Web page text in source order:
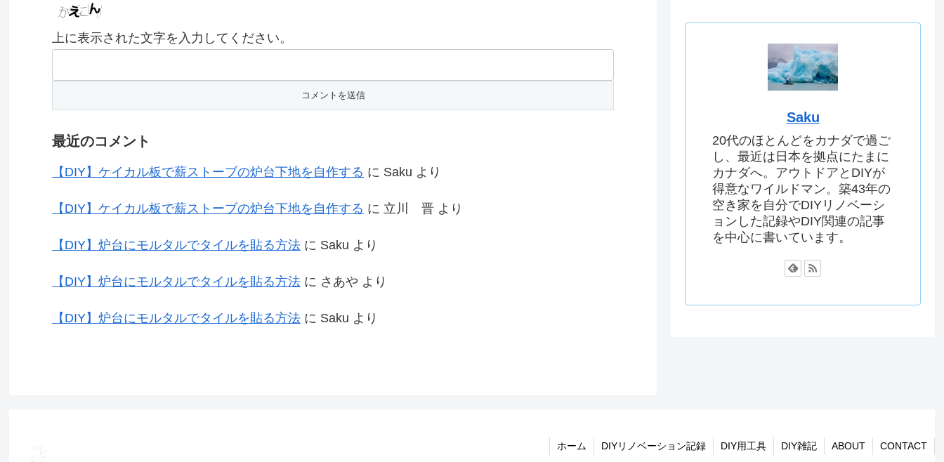
上に表示された文字を入力してください。
最近のコメント
【DIY】ケイカル板で薪ストーブの炉台下地を自作する に Saku より
【DIY】ケイカル板で薪ストーブの炉台下地を自作する に 立川 晋 より
【DIY】炉台にモルタルでタイルを貼る方法 に Saku より
【DIY】炉台にモルタルでタイルを貼る方法 に さあや より
【DIY】炉台にモルタルでタイルを貼る方法 に Saku より
Saku
20代のほとんどをカナダで過ご
し、最近は日本を拠点にたまに
カナダへ。アウトドアとDIYが
得意なワイルドマン。築43年の
空き家を自分でDIYリノベーシ
ョンした記録やDIY関連の記事
を中心に書いています。
ホーム DIYリノベーション記録 DIY用工具 DIY雑記 ABOUT CONTACT